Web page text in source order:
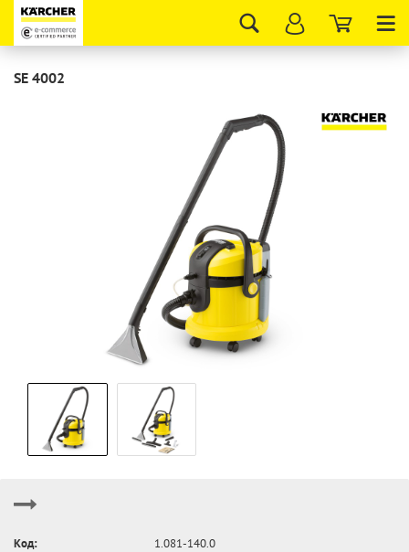
SE 4002
Код:
1.081-140.0